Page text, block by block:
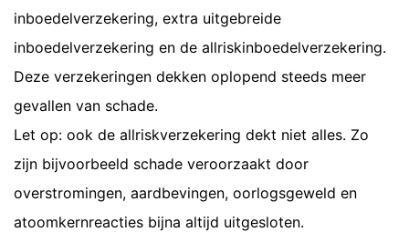
inboedelverzekering, extra uitgebreide
inboedelverzekering en de allriskinboedelverzekering.
Deze verzekeringen dekken oplopend steeds meer
gevallen van schade.
Let op: ook de allriskverzekering dekt niet alles. Zo
zijn bijvoorbeeld schade veroorzaakt door
overstromingen, aardbevingen, oorlogsgeweld en
atoomkernreacties bijna altijd uitgesloten.